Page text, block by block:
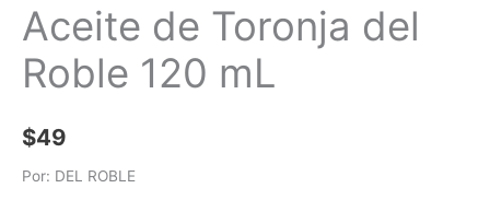
Aceite de Toronja del
Roble 120 mL
$49
Por: DEL ROBLE